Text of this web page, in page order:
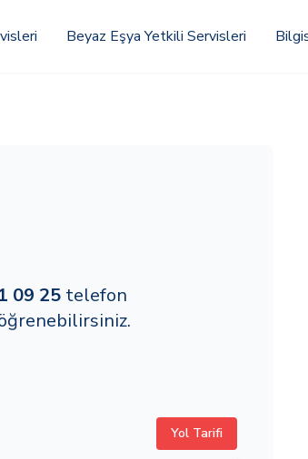
Beyaz Eşya Yetkili Servisleri
09 25 telefon
Yol Tarifi